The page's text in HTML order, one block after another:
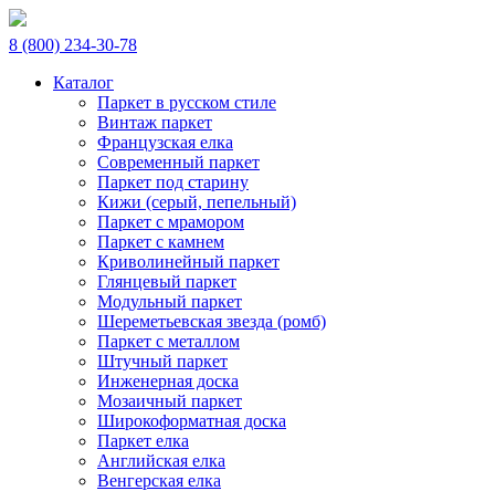
8 (800) 234-30-78
Каталог
Паркет в русском стиле
Винтаж паркет
Французская елка
Современный паркет
Паркет под старину
Кижи (серый, пепельный)
Паркет с мрамором
Паркет с камнем
Криволинейный паркет
Глянцевый паркет
Модульный паркет
Шереметьевская звезда (ромб)
Паркет с металлом
Штучный паркет
Инженерная доска
Мозаичный паркет
Широкоформатная доска
Паркет елка
Английская елка
Венгерская елка